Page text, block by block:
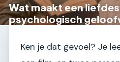
Wat maakt een
psychologisch
Ken je dat gevoel? Je